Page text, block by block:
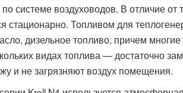
по системе воздуховодов. В отличие
стационарно. Топливом для
дизельное топливо, причем
видах топлива — достаточно
и не загрязняют воздух помещения.